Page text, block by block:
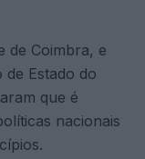
de Coimbra, e
Estado do
que é
nacionais